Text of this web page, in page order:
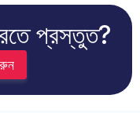
প্রস্তুত?